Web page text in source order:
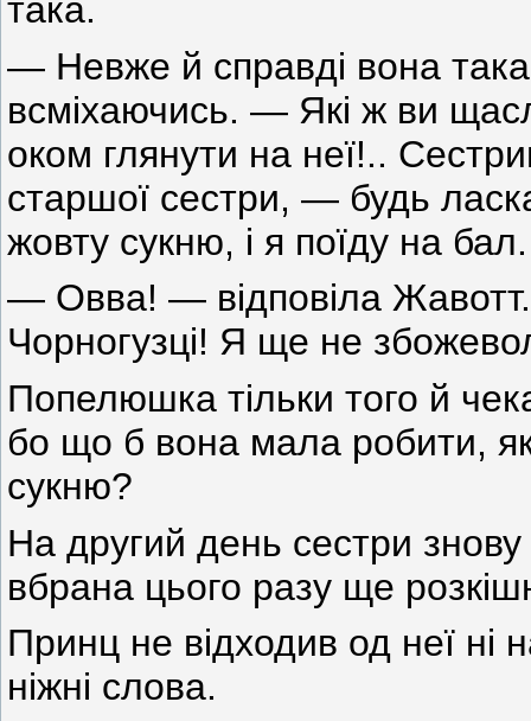
така.
— Невже й справді вона
всміхаючись. — Які ж ви
оком глянути на неї!..
старшої сестри, — будь
жовту сукню, і я поїду на бал.
— Овва! — відповіла
Чорногузці! Я ще не
Попелюшка тільки того й
бо що б вона мала робити,
сукню?
На другий день сестри
вбрана цього разу ще
Принц не відходив од неї ні
ніжні слова.